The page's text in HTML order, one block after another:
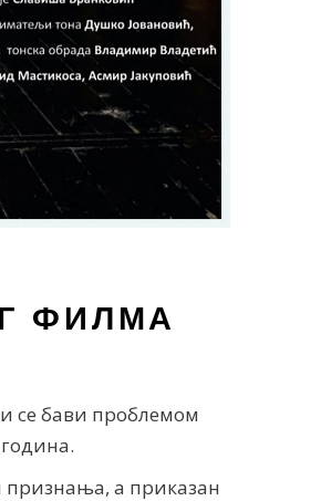
ФИЛМА
се бави проблемом
признања, а приказан